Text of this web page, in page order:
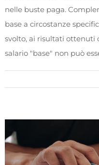
nelle buste paga.
base a circostanze
svolto, ai risultati ottenuti
salario "base" non può